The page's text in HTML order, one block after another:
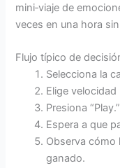
mini‑viaje de
veces en una hora
Flujo típico de
Selecciona la
Elige
Presiona “Play.”
Espera a que
Observa cómo
ganado.